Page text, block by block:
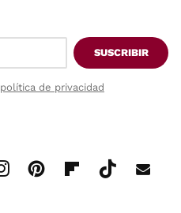
SUSCRIBIR
política de privacidad